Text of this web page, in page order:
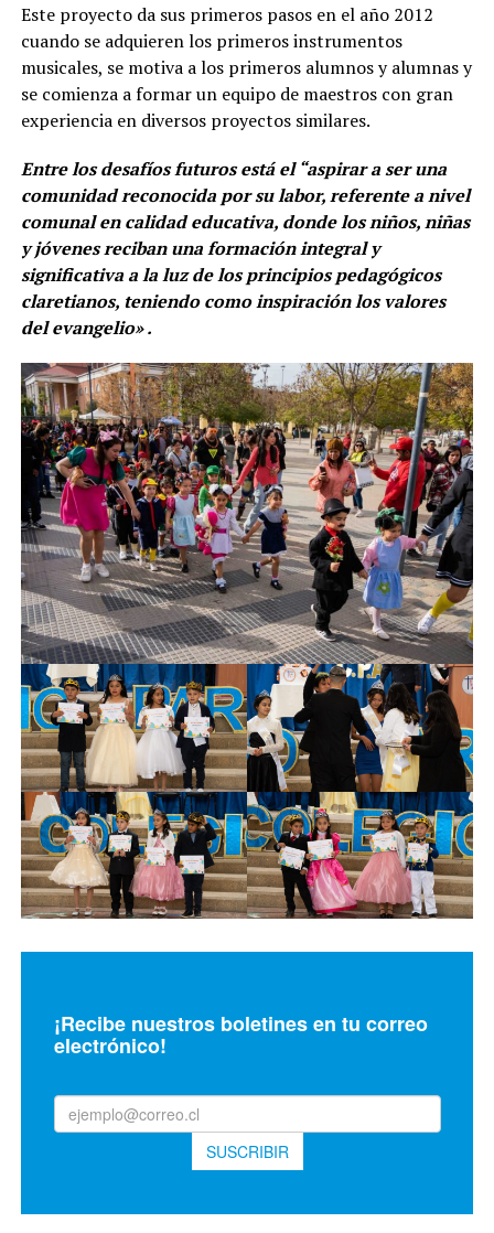
Este proyecto da sus primeros pasos en el año 2012
cuando se adquieren los primeros instrumentos
musicales, se motiva a los primeros alumnos y alumnas y
se comienza a formar un equipo de maestros con gran
experiencia en diversos proyectos similares.
Entre los desafíos futuros está el “aspirar a ser una
comunidad reconocida por su labor, referente a nivel
comunal en calidad educativa, donde los niños, niñas
y jóvenes reciban una formación integral y
significativa a la luz de los principios pedagógicos
claretianos, teniendo como inspiración los valores
del evangelio» .